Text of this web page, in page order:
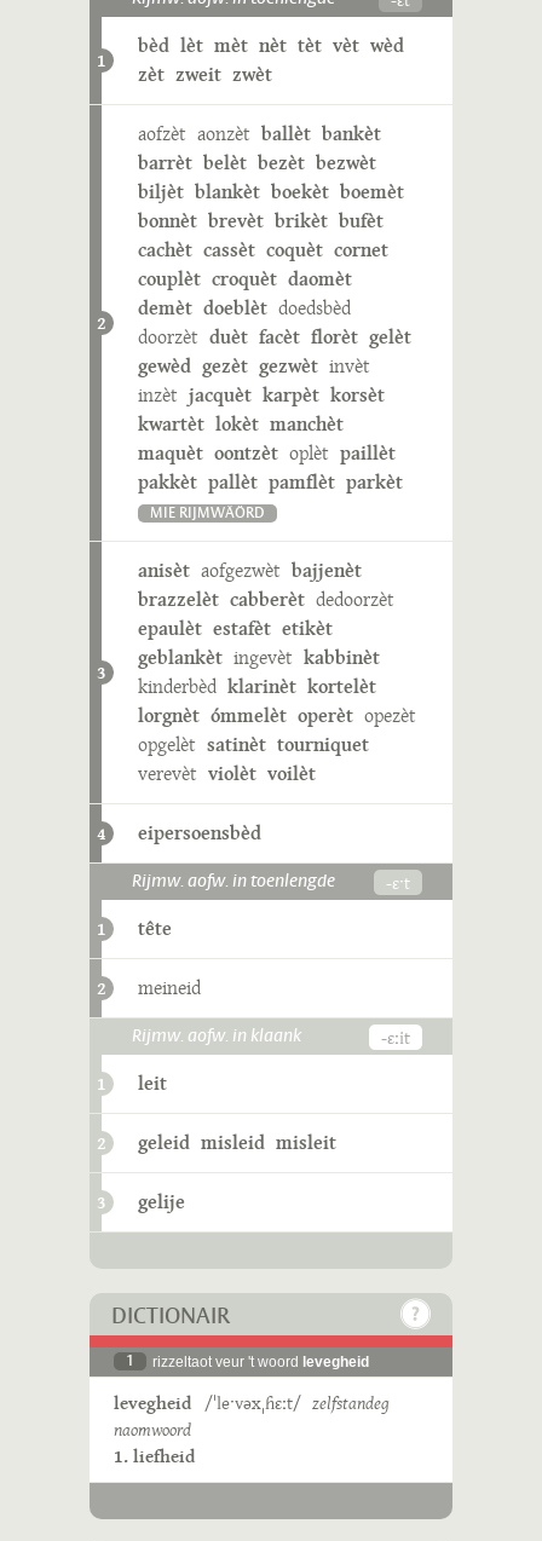
1
bèd lèt mèt nèt tèt vèt wèd
zèt zweit zwèt
2
aofzèt aonzèt ballèt bankèt
barrèt belèt bezèt bezwèt
biljèt blankèt boekèt boemèt
bonnèt brevèt brikèt bufèt
cachèt cassèt coquèt cornet
couplèt croquèt daomèt
demèt doeblèt doedsbèd
doorzèt duèt facèt florèt gelèt
gewèd gezèt gezwèt invèt
inzèt jacquèt karpèt korsèt
kwartèt lokèt manchèt
maquèt oontzèt oplèt paillèt
pakkèt pallèt pamflèt parkèt
MIE RIJMWÄÖRD
3
anisèt aofgezwèt bajjenèt
brazzelèt cabberèt dedoorzèt
epaulèt estafèt etikèt
geblankèt ingevèt kabbinèt
kinderbèd klarinèt kortelèt
lorgnèt ómmelèt operèt opezèt
opgelèt satinèt tourniquet
verevèt violèt voilèt
4 eipersoensbèd
Rijmw. aofw. in toenlengde -ɛˑt
1 tête
2 meineid
Rijmw. aofw. in klaank -ɛːit
1 leit
2 geleid misleid misleit
3 gelije
DICTIONAIR
1 rizzeltaot veur 't woord levegheid
levegheid /ˈleˑvəxˌɦɛːt/ zelfstandeg
naomwoord
1. liefheid